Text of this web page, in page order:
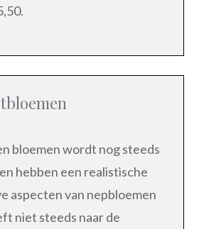
bloemen wordt nog steeds
hebben een realistische
aspecten van nepbloemen
niet steeds naar de